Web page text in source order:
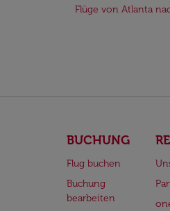
Flüge von Atlanta
BUCHUNG
Flug buchen
Buchung
bearbeiten